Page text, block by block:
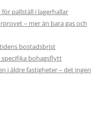
pallställ i lagerhallar
– mer än bara gas och
bostadsbrist
bohagsflytt
i äldre fastigheter – det ingen